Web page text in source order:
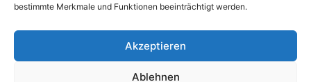
bestimmte Merkmale und Funktionen beeinträchtigt werden.
Akzeptieren
Ablehnen
Awards
Impressum